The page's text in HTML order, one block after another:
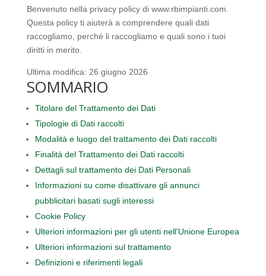
Benvenuto nella privacy policy di www.rbimpianti.com.
Questa policy ti aiuterà a comprendere quali dati
raccogliamo, perché li raccogliamo e quali sono i tuoi
diritti in merito.
Ultima modifica: 26 giugno 2026
SOMMARIO
Titolare del Trattamento dei Dati
Tipologie di Dati raccolti
Modalità e luogo del trattamento dei Dati raccolti
Finalità del Trattamento dei Dati raccolti
Dettagli sul trattamento dei Dati Personali
Informazioni su come disattivare gli annunci
pubblicitari basati sugli interessi
Cookie Policy
Ulteriori informazioni per gli utenti nell'Unione Europea
Ulteriori informazioni sul trattamento
Definizioni e riferimenti legali